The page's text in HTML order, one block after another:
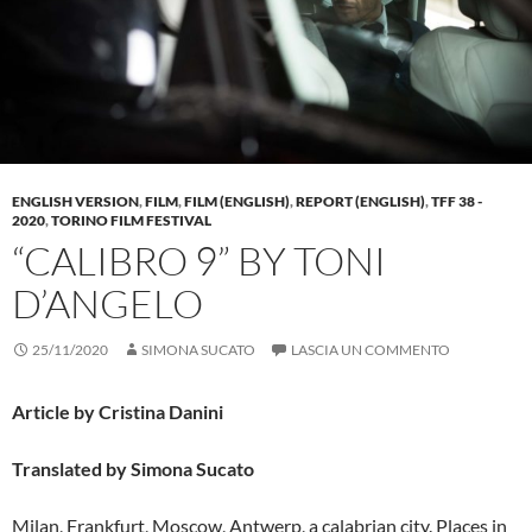
ENGLISH VERSION,FILM,FILM (ENGLISH),REPORT (ENGLISH),TFF 38 -
2020,TORINO FILM FESTIVAL
“CALIBRO 9” BY TONI
D’ANGELO
25/11/2020 SIMONA SUCATO LASCIA UN COMMENTO
Article by Cristina Danini
Translated by Simona Sucato
Milan, Frankfurt, Moscow, Antwerp, a calabrian city. Places in